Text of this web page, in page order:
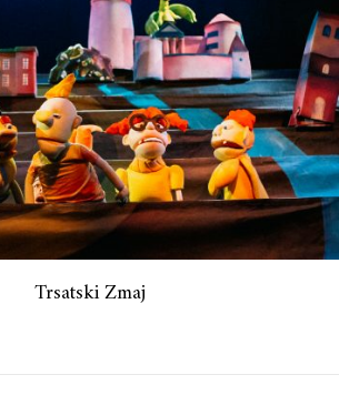
Trsatski Zmaj